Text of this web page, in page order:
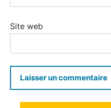
Site web